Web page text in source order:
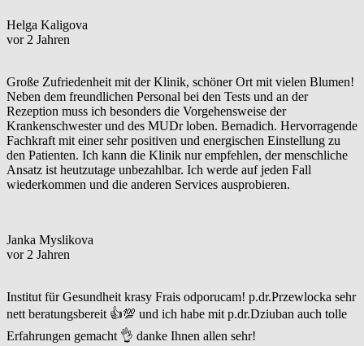
Helga Kaligova
vor 2 Jahren
Große Zufriedenheit mit der Klinik, schöner Ort mit vielen Blumen!
Neben dem freundlichen Personal bei den Tests und an der
Rezeption muss ich besonders die Vorgehensweise der
Krankenschwester und des MUDr loben. Bernadich. Hervorragende
Fachkraft mit einer sehr positiven und energischen Einstellung zu
den Patienten. Ich kann die Klinik nur empfehlen, der menschliche
Ansatz ist heutzutage unbezahlbar. Ich werde auf jeden Fall
wiederkommen und die anderen Services ausprobieren.
Janka Myslikova
vor 2 Jahren
Institut für Gesundheit krasy Frais odporucam! p.dr.Przewlocka sehr
nett beratungsbereit 👍💯 und ich habe mit p.dr.Dziuban auch tolle
Erfahrungen gemacht 👌 danke Ihnen allen sehr!